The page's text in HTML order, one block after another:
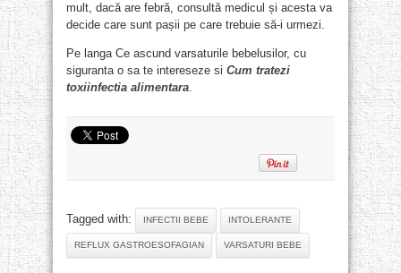
mult, dacă are febră, consultă medicul și acesta va
decide care sunt pașii pe care trebuie să-i urmezi.
Pe langa Ce ascund varsaturile bebelusilor, cu
siguranta o sa te intereseze si Cum tratezi
toxiinfectia alimentara.
Tagged with: INFECTII BEBE INTOLERANTE
REFLUX GASTROESOFAGIAN VARSATURI BEBE